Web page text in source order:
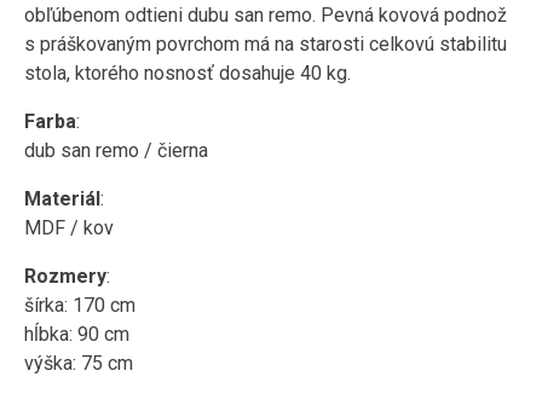
obľúbenom odtieni dubu san remo. Pevná kovová podnož
s práškovaným povrchom má na starosti celkovú stabilitu
stola, ktorého nosnosť dosahuje 40 kg.
Farba:
dub san remo / čierna
Materiál:
MDF / kov
Rozmery:
šírka: 170 cm
hĺbka: 90 cm
výška: 75 cm